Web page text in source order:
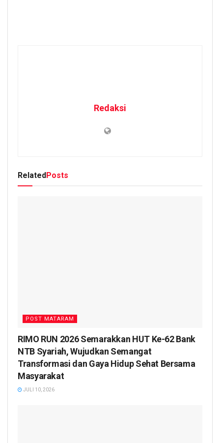
Redaksi
RelatedPosts
POST MATARAM
RIMO RUN 2026 Semarakkan HUT Ke-62 Bank
NTB Syariah, Wujudkan Semangat
Transformasi dan Gaya Hidup Sehat Bersama
Masyarakat
JULI 10, 2026